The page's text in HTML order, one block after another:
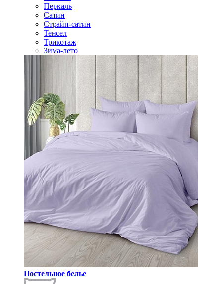
Перкаль
Сатин
Страйп-сатин
Тенсел
Трикотаж
Зима-лето
Постельное белье